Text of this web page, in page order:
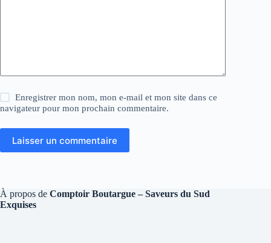
Enregistrer mon nom, mon e-mail et mon site dans ce
navigateur pour mon prochain commentaire.
Laisser un commentaire
À propos de Comptoir Boutargue – Saveurs du Sud
Exquises